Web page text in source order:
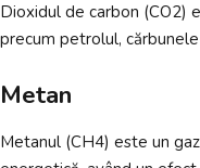
Dioxidul de carbon (CO2)
precum petrolul,
Metan
Metanul (CH4) este un